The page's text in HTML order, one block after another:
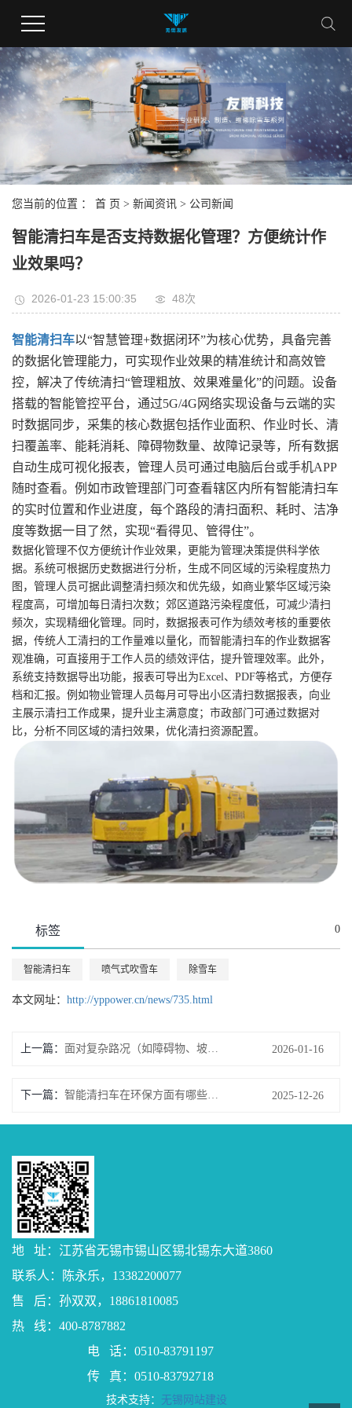
您当前的位置 ： 首 页 > 新闻资讯 > 公司新闻
智能清扫车是否支持数据化管理？方便统计作
业效果吗？
2026-01-23 15:00:35 48次
智能清扫车以“智慧管理+数据闭环”为核心优势，具备完善
的数据化管理能力，可实现作业效果的精准统计和高效管
控，解决了传统清扫“管理粗放、效果难量化”的问题。设备
搭载的智能管控平台，通过5G/4G网络实现设备与云端的实
时数据同步，采集的核心数据包括作业面积、作业时长、清
扫覆盖率、能耗消耗、障碍物数量、故障记录等，所有数据
自动生成可视化报表，管理人员可通过电脑后台或手机APP
随时查看。例如市政管理部门可查看辖区内所有智能清扫车
的实时位置和作业进度，每个路段的清扫面积、耗时、洁净
度等数据一目了然，实现“看得见、管得住”。
数据化管理不仅方便统计作业效果，更能为管理决策提供科学依
据。系统可根据历史数据进行分析，生成不同区域的污染程度热力
图，管理人员可据此调整清扫频次和优先级，如商业繁华区域污染
程度高，可增加每日清扫次数；郊区道路污染程度低，可减少清扫
频次，实现精细化管理。同时，数据报表可作为绩效考核的重要依
据，传统人工清扫的工作量难以量化，而智能清扫车的作业数据客
观准确，可直接用于工作人员的绩效评估，提升管理效率。此外，
系统支持数据导出功能，报表可导出为Excel、PDF等格式，方便存
档和汇报。例如物业管理人员每月可导出小区清扫数据报表，向业
主展示清扫工作成果，提升业主满意度；市政部门可通过数据对
比，分析不同区域的清扫效果，优化清扫资源配置。
标签 0
智能清扫车 喷气式吹雪车 除雪车
本文网址： http://yppower.cn/news/735.html
上一篇： 面对复杂路况（如障碍物、坡度），智能清扫车能应对吗？ 2026-01-16
下一篇： 智能清扫车在环保方面有哪些优势？ 2025-12-26
地 址：江苏省无锡市锡山区锡北锡东大道3860
联系人：陈永乐，13382200077
售 后：孙双双，18861810085
热 线：400-8787882
电 话：0510-83791197
传 真：0510-83792718
技术支持： 无锡网站建设